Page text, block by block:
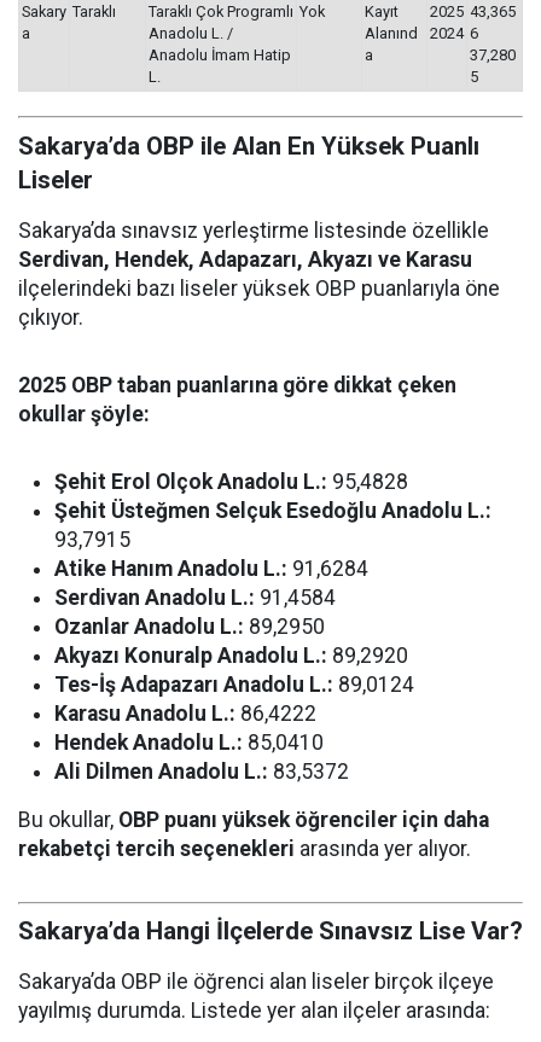
Sakary
a
Taraklı
Taraklı Çok Programlı
Anadolu L. /
Anadolu İmam Hatip
L.
Yok
Kayıt
Alanınd
a
2025
2024
43,365
6
37,280
5
Sakarya’da OBP ile Alan En Yüksek Puanlı
Liseler
Sakarya’da sınavsız yerleştirme listesinde özellikle
Serdivan, Hendek, Adapazarı, Akyazı ve Karasu
ilçelerindeki bazı liseler yüksek OBP puanlarıyla öne
çıkıyor.
2025 OBP taban puanlarına göre dikkat çeken
okullar şöyle:
Şehit Erol Olçok Anadolu L.: 95,4828
Şehit Üsteğmen Selçuk Esedoğlu Anadolu L.:
93,7915
Atike Hanım Anadolu L.: 91,6284
Serdivan Anadolu L.: 91,4584
Ozanlar Anadolu L.: 89,2950
Akyazı Konuralp Anadolu L.: 89,2920
Tes-İş Adapazarı Anadolu L.: 89,0124
Karasu Anadolu L.: 86,4222
Hendek Anadolu L.: 85,0410
Ali Dilmen Anadolu L.: 83,5372
Bu okullar, OBP puanı yüksek öğrenciler için daha
rekabetçi tercih seçenekleri arasında yer alıyor.
Sakarya’da Hangi İlçelerde Sınavsız Lise Var?
Sakarya’da OBP ile öğrenci alan liseler birçok ilçeye
yayılmış durumda. Listede yer alan ilçeler arasında: